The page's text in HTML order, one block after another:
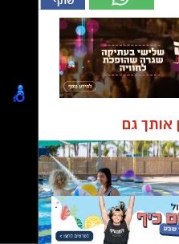
חוויית הקיץ המושלמת: הכל
חודשיים + חודש מתנה (כולל
החגים!)
שפירק
על עסקים מפני